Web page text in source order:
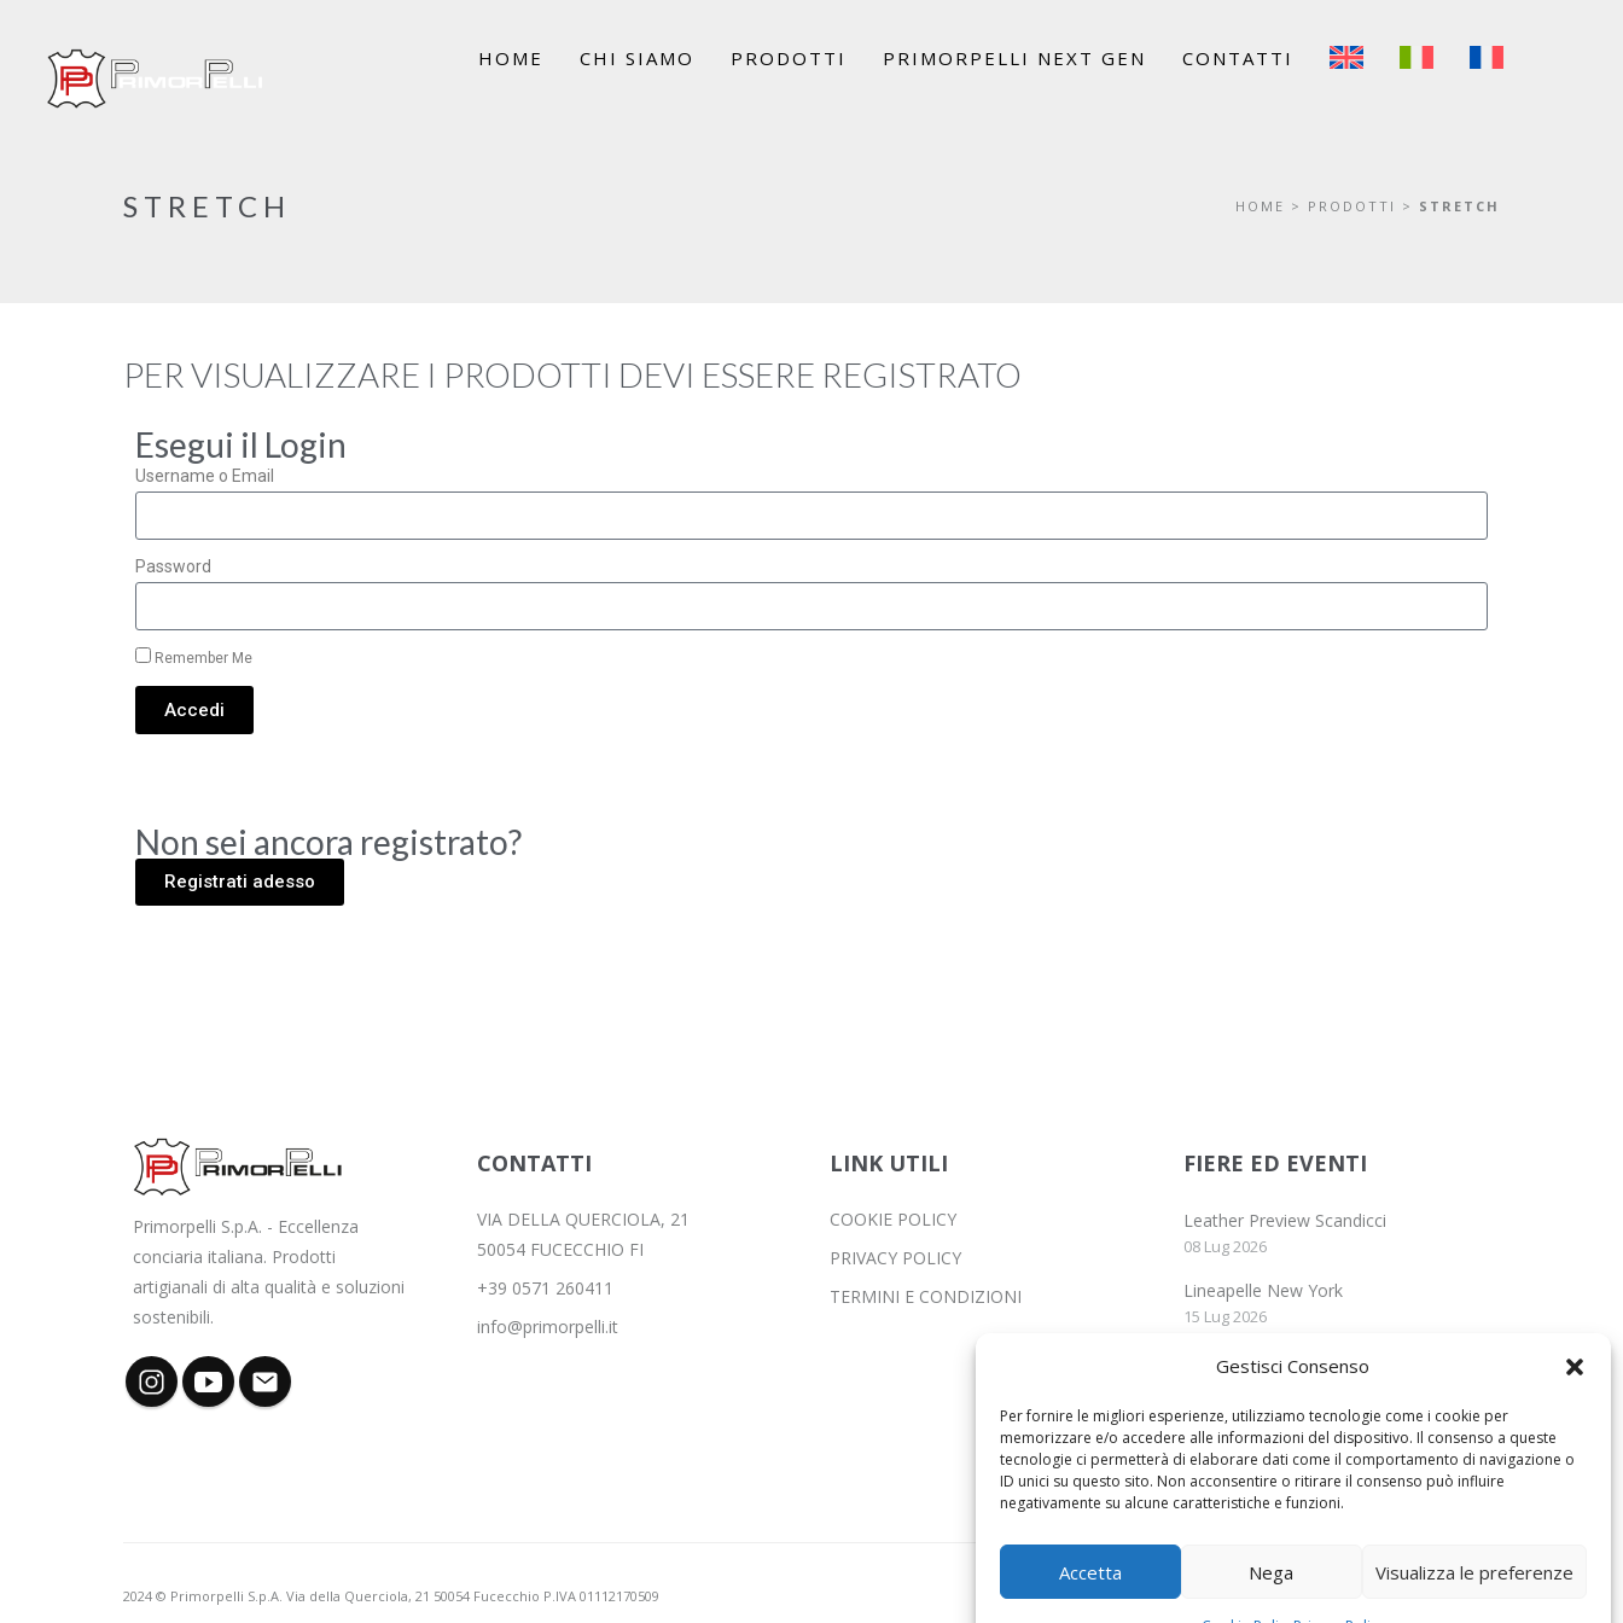
Gestisci Consenso
Per fornire le migliori esperienze, utilizziamo tecnologie come i cookie per
memorizzare e/o accedere alle informazioni del dispositivo. Il consenso a queste
tecnologie ci permetterà di elaborare dati come il comportamento di navigazione o
ID unici su questo sito. Non acconsentire o ritirare il consenso può influire
negativamente su alcune caratteristiche e funzioni.
Accetta Nega Visualizza le preferenze
HOME CHI SIAMO PRODOTTI PRIMORPELLI NEXT GEN CONTATTI
STRETCH HOME > PRODOTTI > STRETCH
PER VISUALIZZARE I PRODOTTI DEVI ESSERE REGISTRATO
Esegui il Login
Username o Email
Password
Remember Me
Accedi
Non sei ancora registrato?
Registrati adesso
Primorpelli S.p.A. - Eccellenza
conciaria italiana. Prodotti
artigianali di alta qualità e soluzioni
sostenibili.
CONTATTI
VIA DELLA QUERCIOLA, 21
50054 FUCECCHIO FI
+39 0571 260411
info@primorpelli.it
LINK UTILI
COOKIE POLICY
PRIVACY POLICY
TERMINI E CONDIZIONI
FIERE ED EVENTI
Leather Preview Scandicci
08 Lug 2026
Lineapelle New York
15 Lug 2026
Lineapelle Milano
2024 © Primorpelli S.p.A. Via della Querciola, 21 50054 Fucecchio P.IVA 01112170509